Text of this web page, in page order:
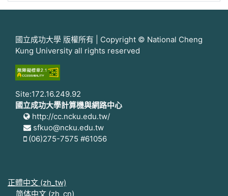
國立成功大學 版權所有 | Copyright © National Cheng
Kung University all rights reserved
Site:172.16.249.92
國立成功大學計算機與網路中心
http://cc.ncku.edu.tw/
sfkuo@ncku.edu.tw
(06)275-7575 #61056
正體中文 ‎(zh_tw)‎
简体中文 ‎(zh_cn)‎